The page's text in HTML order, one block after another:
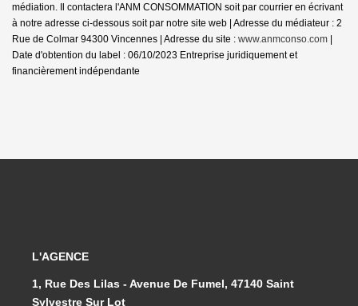
médiation. Il contactera l'ANM CONSOMMATION soit par courrier en écrivant
à notre adresse ci-dessous soit par notre site web | Adresse du médiateur : 2
Rue de Colmar 94300 Vincennes | Adresse du site : www.anmconso.com |
Date d'obtention du label : 06/10/2023 Entreprise juridiquement et
financièrement indépendante
L'AGENCE
1, Rue Des Lilas - Avenue De Fumel, 47140 Saint
Sylvestre Sur Lot